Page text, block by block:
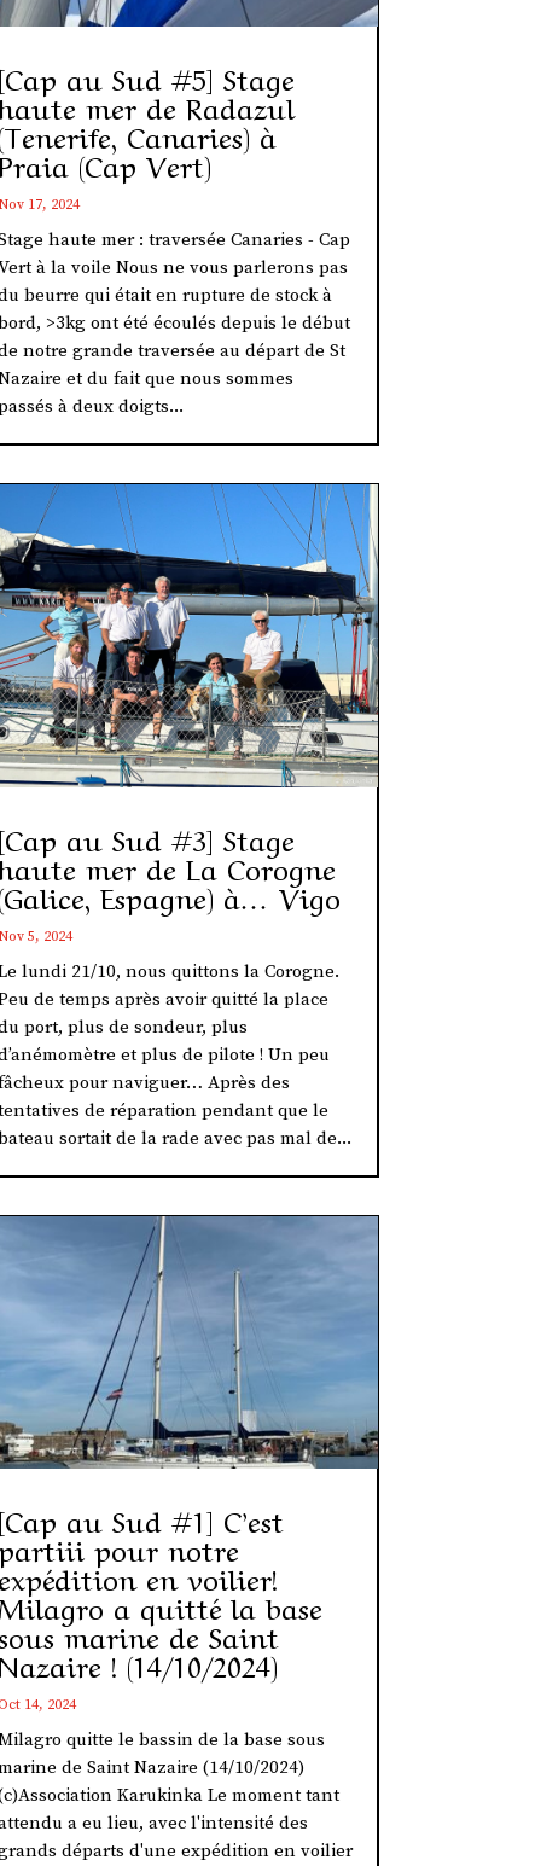
au Sud #5] Stage
mer de Radazul
Canaries) à
(Cap Vert)
17, 2024
haute mer : traversée Canaries - Cap
à la voile Nous ne vous parlerons pas
beurre qui était en rupture de stock à
>3kg ont été écoulés depuis le début
notre grande traversée au départ de St
et du fait que nous sommes
à deux doigts...
au Sud #3] Stage
mer de La Corogne
Espagne) à… Vigo
5, 2024
lundi 21/10, nous quittons la Corogne.
de temps après avoir quitté la place
port, plus de sondeur, plus
et plus de pilote ! Un peu
pour naviguer… Après des
de réparation pendant que le
sortait de la rade avec pas mal de...
au Sud #1] C’est
pour notre
en voilier!
a quitté la base
marine de Saint
! (14/10/2024)
14, 2024
quitte le bassin de la base sous
de Saint Nazaire (14/10/2024)
Karukinka Le moment tant
a eu lieu, avec l'intensité des
départs d'une expédition en voilier